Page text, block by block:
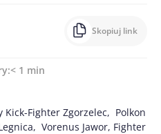
Skopiuj link
< 1 min
Kick-Fighter Zgorzelec, Polkon
Vorenus Jawor, Fighter